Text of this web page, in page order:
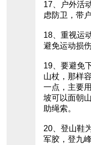
17、户外活
虑防卫，带
18、重视运
避免运动损
19、要避免
山杖，那样
一点，主要
坡可以面朝
助绳索。
20、登山鞋
军胶，登九